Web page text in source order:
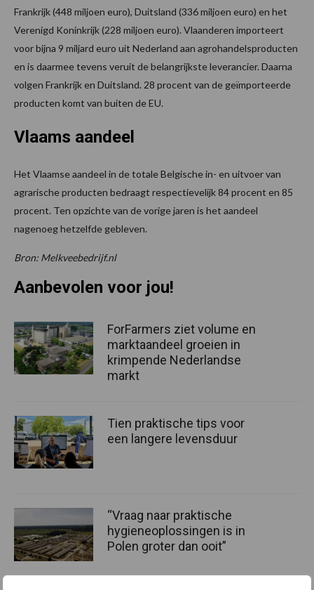
Frankrijk (448 miljoen euro), Duitsland (336 miljoen euro) en het
Verenigd Koninkrijk (228 miljoen euro). Vlaanderen importeert
voor bijna 9 miljard euro uit Nederland aan agrohandelsproducten
en is daarmee tevens veruit de belangrijkste leverancier. Daarna
volgen Frankrijk en Duitsland. 28 procent van de geïmporteerde
producten komt van buiten de EU.
Vlaams aandeel
Het Vlaamse aandeel in de totale Belgische in- en uitvoer van
agrarische producten bedraagt respectievelijk 84 procent en 85
procent. Ten opzichte van de vorige jaren is het aandeel
nagenoeg hetzelfde gebleven.
Bron: Melkveebedrijf.nl
Aanbevolen voor jou!
ForFarmers ziet volume en
marktaandeel groeien in
krimpende Nederlandse
markt
Tien praktische tips voor
een langere levensduur
“Vraag naar praktische
hygieneoplossingen is in
Polen groter dan ooit”